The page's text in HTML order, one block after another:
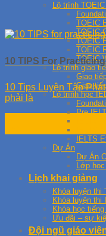
Lộ trình
TOEIC
TOEIC
TOEIC
TOEIC
TOEIC
Lộ trình giao
Giao
Giao
Lộ trình học
Pre
IELTS
Dự Án
Dự Án
Lớp
Lịch khai giảng
Khóa luyện thi
Khóa luyện thi
Khóa học
Ưu đãi – sự
Đội ngũ giáo
10 TIPS For
10 Tips Luyện Tập
phải là